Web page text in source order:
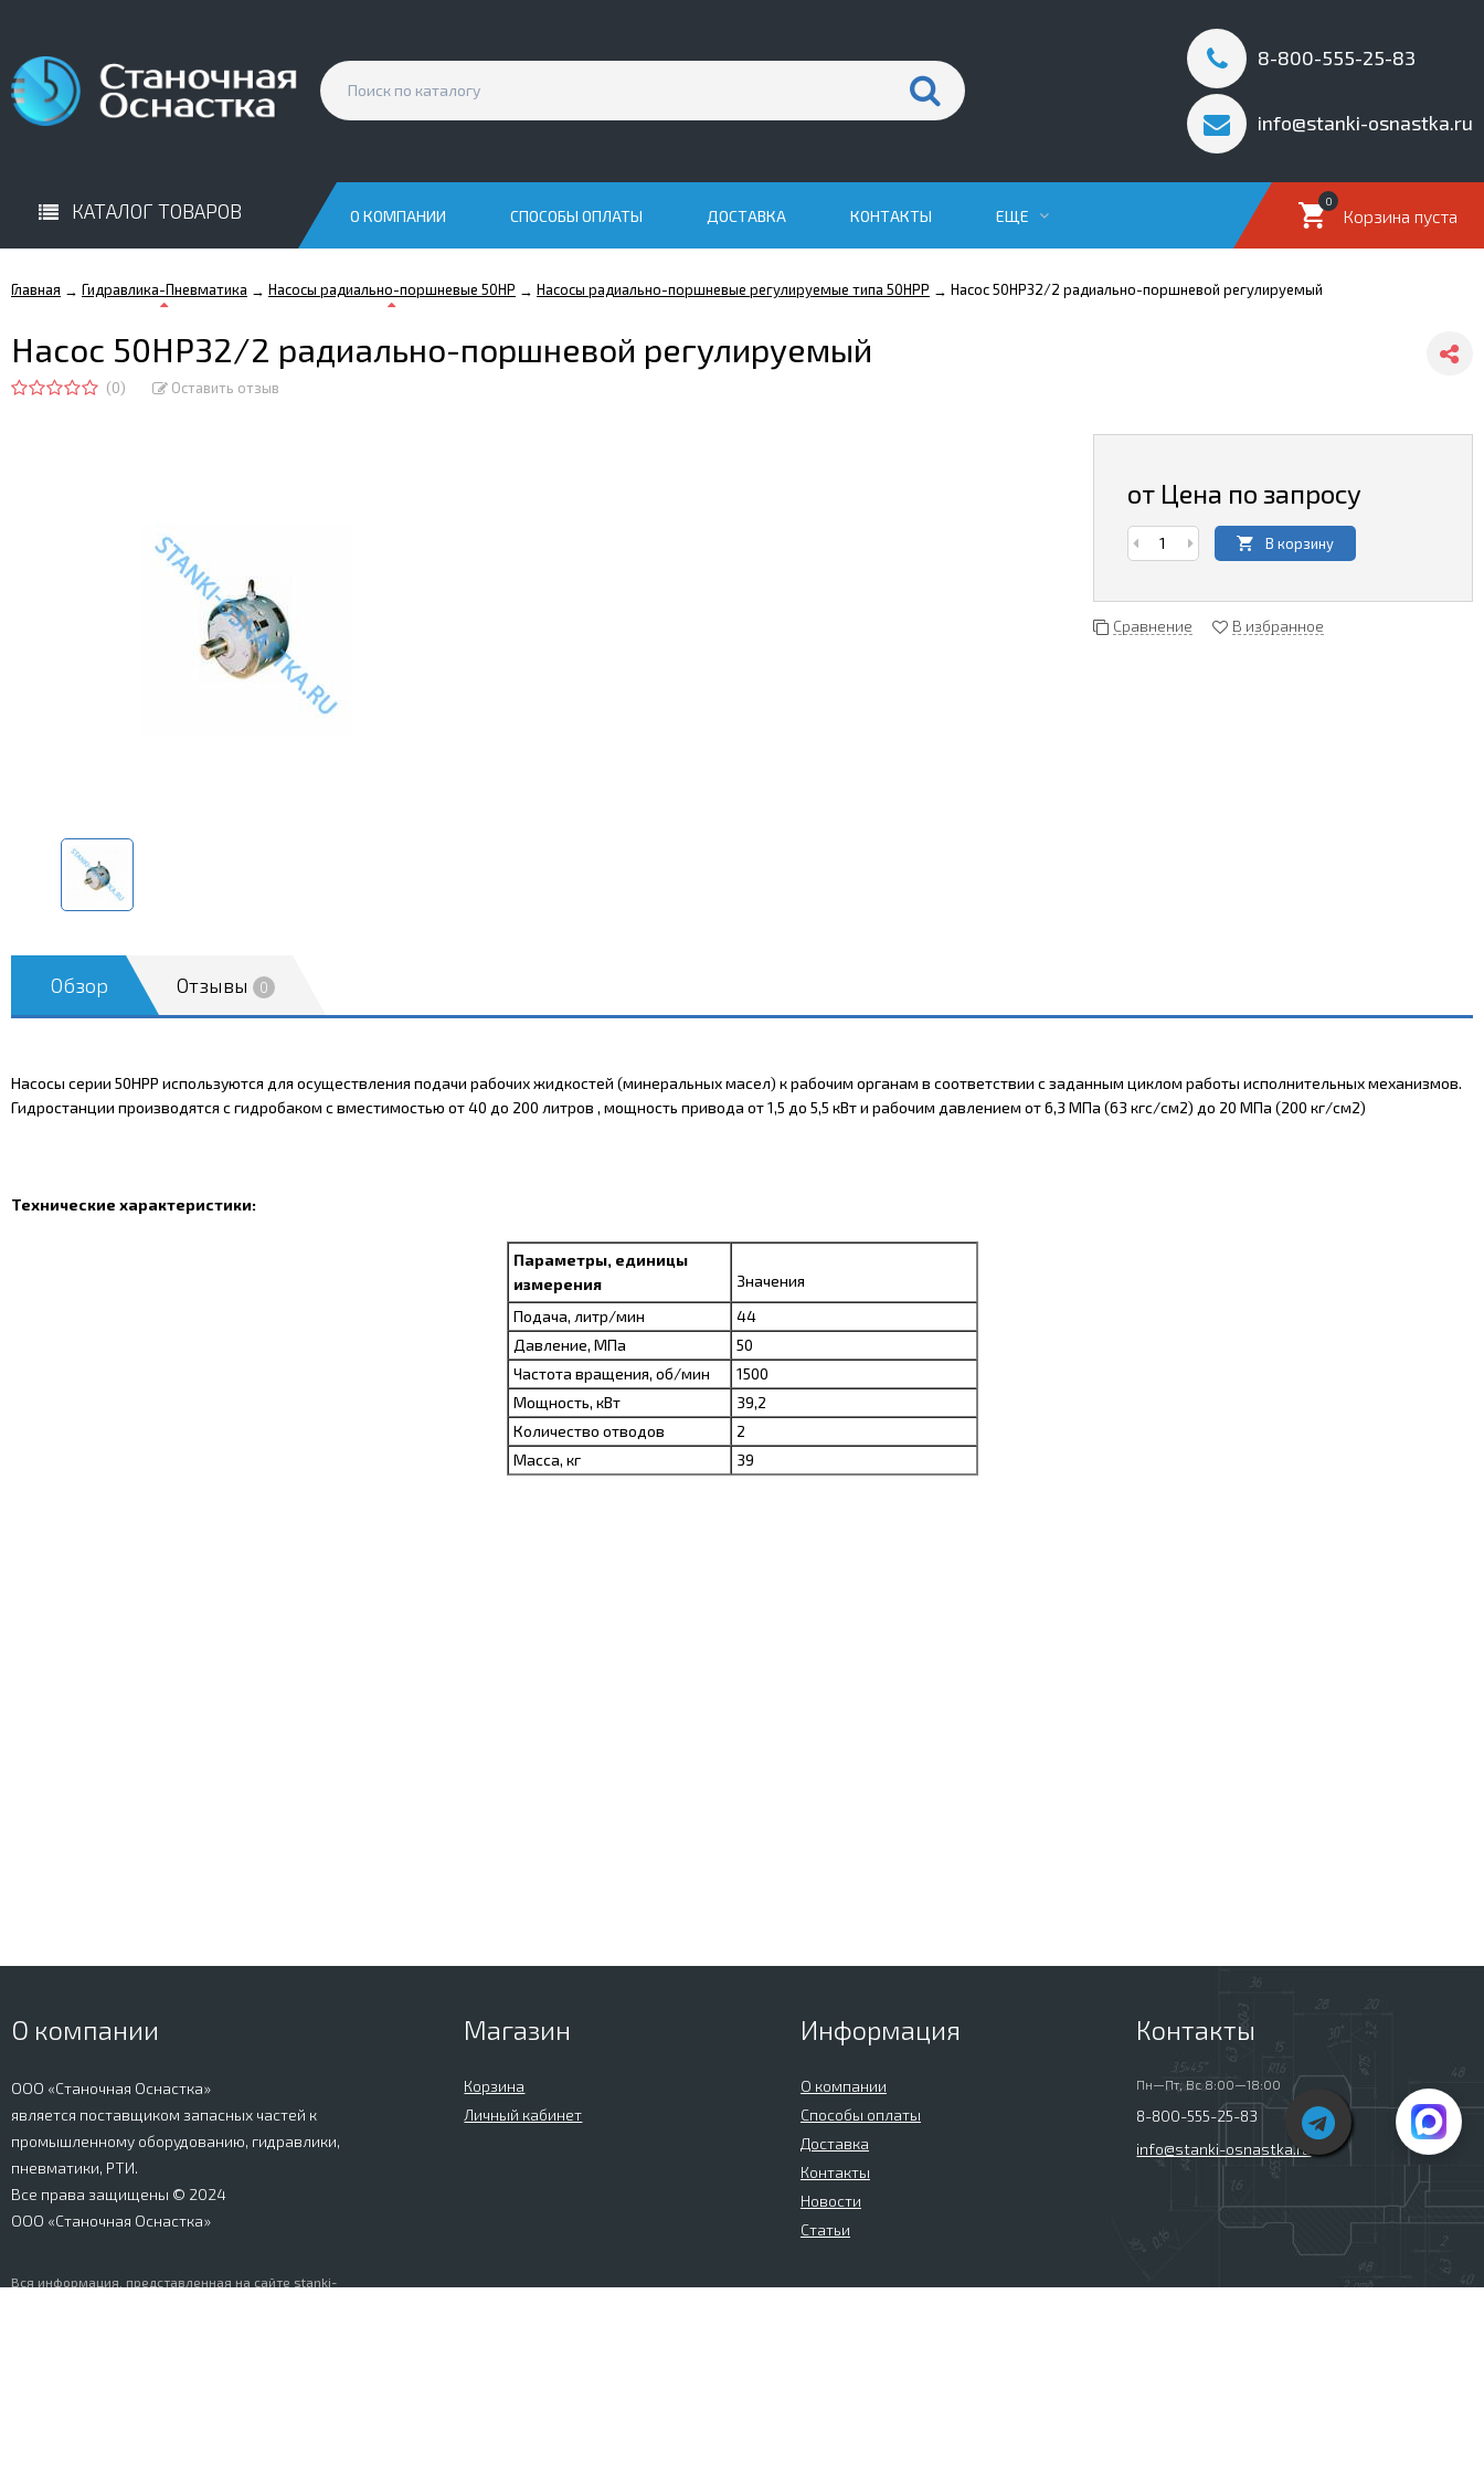
8-800-555-25-83
info@stanki-osnastka.ru
КАТАЛОГ ТОВАРОВ Корзина пуста
0
О КОМПАНИИ СПОСОБЫ ОПЛАТЫ ДОСТАВКА КОНТАКТЫ ЕЩЕ
Главная → Гидравлика-Пневматика → Насосы радиально-поршневые 50НР → Насосы радиально-поршневые регулируемые типа 50НРР → Насос 50НР32/2 радиально-поршневой регулируемый
Насос 50НР32/2 радиально-поршневой регулируемый
(0) Оставить отзыв
от Цена по запросу
В корзину
Сравнение В избранное
Обзор Отзывы 0
Насосы серии 50НРР используются для осуществления подачи рабочих жидкостей (минеральных масел) к рабочим органам в соответствии с заданным циклом работы исполнительных механизмов.
Гидростанции производятся с гидробаком с вместимостью от 40 до 200 литров , мощность привода от 1,5 до 5,5 кВт и рабочим давлением от 6,3 МПа (63 кгс/см2) до 20 МПа (200 кг/см2)
Технические характеристики:
Параметры, единицы
измерения
Значения
Подача, литр/мин
44
Давление, МПа
50
Частота вращения, об/мин
1500
Мощность, кВт
39,2
Количество отводов
2
Масса, кг
39
О компании
ООО «Станочная Оснастка»
является поставщиком запасных частей к
промышленному оборудованию, гидравлики,
пневматики, РТИ.
Все права защищены © 2024
ООО «Станочная Оснастка»
Вся информация, представленная на сайте stanki-
Магазин
Корзина
Личный кабинет
Информация
О компании
Способы оплаты
Доставка
Контакты
Новости
Статьи
Контакты
Пн—Пт, Вс 8:00—18:00
8-800-555-25-83
info@stanki-osnastka.ru